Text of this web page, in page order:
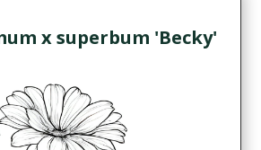
x superbum 'Becky'